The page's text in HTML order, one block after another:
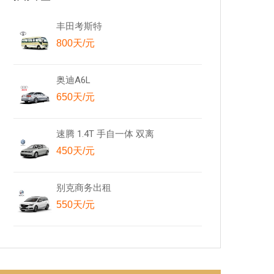
丰田考斯特
800天/元
奥迪A6L
650天/元
速腾 1.4T 手自一体 双离
450天/元
别克商务出租
550天/元